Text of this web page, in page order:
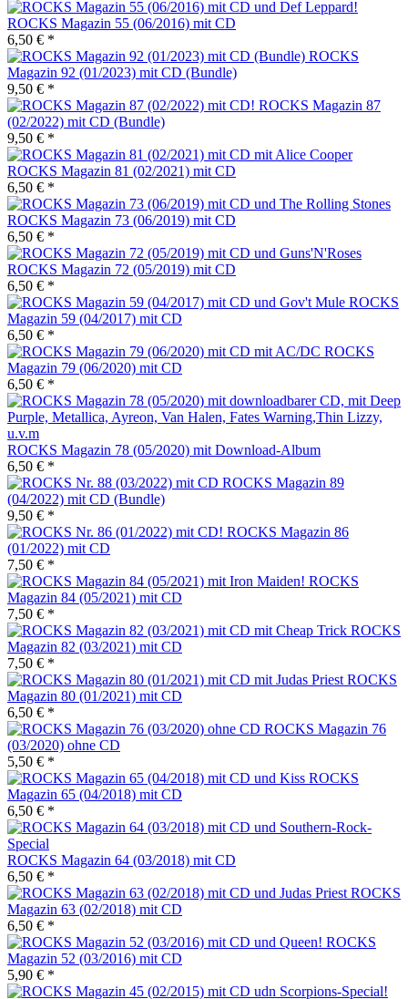
ROCKS Magazin 55 (06/2016) mit CD
6,50 € *
ROCKS
Magazin 92 (01/2023) mit CD (Bundle)
9,50 € *
ROCKS Magazin 87
(02/2022) mit CD (Bundle)
9,50 € *
ROCKS Magazin 81 (02/2021) mit CD
6,50 € *
ROCKS Magazin 73 (06/2019) mit CD
6,50 € *
ROCKS Magazin 72 (05/2019) mit CD
6,50 € *
ROCKS
Magazin 59 (04/2017) mit CD
6,50 € *
ROCKS
Magazin 79 (06/2020) mit CD
6,50 € *
ROCKS Magazin 78 (05/2020) mit Download-Album
6,50 € *
ROCKS Magazin 89
(04/2022) mit CD (Bundle)
9,50 € *
ROCKS Magazin 86
(01/2022) mit CD
7,50 € *
ROCKS
Magazin 84 (05/2021) mit CD
7,50 € *
ROCKS
Magazin 82 (03/2021) mit CD
7,50 € *
ROCKS
Magazin 80 (01/2021) mit CD
6,50 € *
ROCKS Magazin 76
(03/2020) ohne CD
5,50 € *
ROCKS
Magazin 65 (04/2018) mit CD
6,50 € *
ROCKS Magazin 64 (03/2018) mit CD
6,50 € *
ROCKS
Magazin 63 (02/2018) mit CD
6,50 € *
ROCKS
Magazin 52 (03/2016) mit CD
5,90 € *